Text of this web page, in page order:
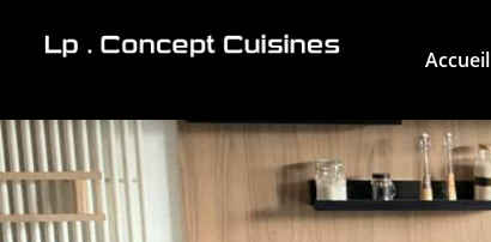
Accueil